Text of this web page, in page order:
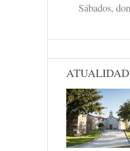
Sábados,